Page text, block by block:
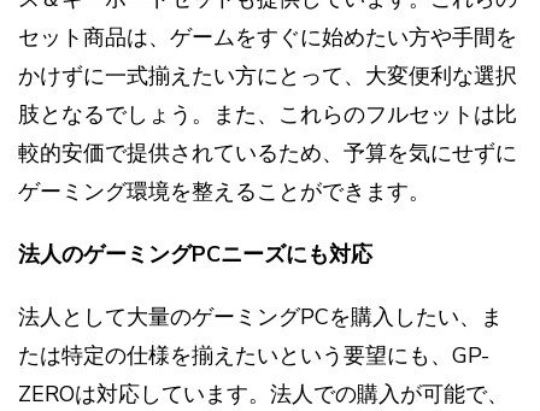
セット商品は、ゲームをすぐに始めたい方や手間を
かけずに一式揃えたい方にとって、大変便利な選択
肢となるでしょう。また、これらのフルセットは比
較的安価で提供されているため、予算を気にせずに
ゲーミング環境を整えることができます。
法人のゲーミングPCニーズにも対応
法人として大量のゲーミングPCを購入したい、ま
たは特定の仕様を揃えたいという要望にも、GP-
ZEROは対応しています。法人での購入が可能で、